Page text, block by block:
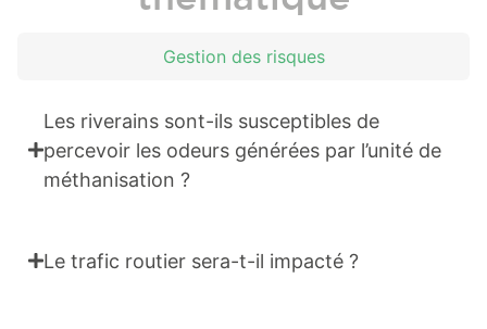
Gestion des risques
Les riverains sont-ils susceptibles de
percevoir les odeurs générées par l’unité de
méthanisation ?
Le trafic routier sera-t-il impacté ?